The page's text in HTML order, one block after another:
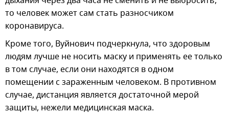
то человек может сам стать разносчиком
коронавируса.
Кроме того, Вуйнович подчеркнула, что здоровым
людям лучше не носить маску и применять ее только
в том случае, если они находятся в одном
помещении с зараженным человеком. В противном
случае, дистанция является достаточной мерой
защиты, нежели медицинская маска.